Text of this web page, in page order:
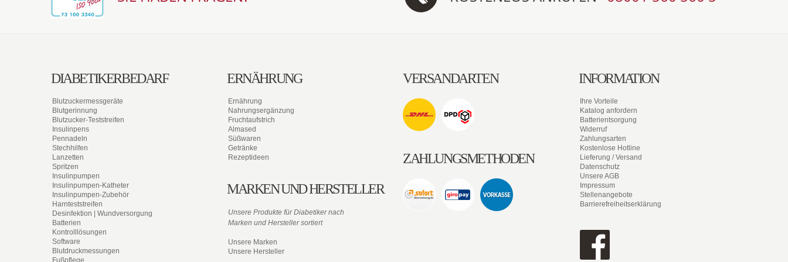
DIABETIKERBEDARF
Blutzuckermessgeräte
Blutgerinnung
Blutzucker-Teststreifen
Insulinpens
Pennadeln
Stechhilfen
Lanzetten
Spritzen
Insulinpumpen
Insulinpumpen-Katheter
Insulinpumpen-Zubehör
Harnteststreifen
Desinfektion | Wundversorgung
Batterien
Kontrolllösungen
Software
Blutdruckmessungen
Fußpflege
ERNÄHRUNG
Ernährung
Nahrungsergänzung
Fruchtaufstrich
Almased
Süßwaren
Getränke
Rezeptideen
MARKEN UND HERSTELLER
Unsere Produkte für Diabetiker nach
Marken und Hersteller sortiert
Unsere Marken
Unsere Hersteller
VERSANDARTEN
ZAHLUNGSMETHODEN
INFORMATION
Ihre Vorteile
Katalog anfordern
Batterientsorgung
Widerruf
Zahlungsarten
Kostenlose Hotline
Lieferung / Versand
Datenschutz
Unsere AGB
Impressum
Stellenangebote
Barrierefreiheitserklärung